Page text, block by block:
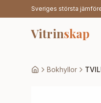
Sveriges största
Vitrinskap
Bokhyllor